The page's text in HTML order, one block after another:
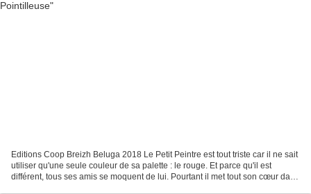
Editions Coop Breizh Beluga 2018 Le Petit Peintre est tout triste car il ne sait
utiliser qu'une seule couleur de sa palette : le rouge. Et parce qu'il est
différent, tous ses amis se moquent de lui. Pourtant il met tout son cœur dans